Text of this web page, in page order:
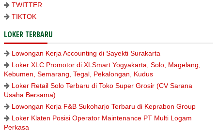
TWITTER
TIKTOK
LOKER TERBARU
Lowongan Kerja Accounting di Sayekti Surakarta
Loker XLC Promotor di XLSmart Yogyakarta, Solo, Magelang,
Kebumen, Semarang, Tegal, Pekalongan, Kudus
Loker Retail Solo Terbaru di Toko Super Grosir (CV Sarana
Usaha Bersama)
Lowongan Kerja F&B Sukoharjo Terbaru di Keprabon Group
Loker Klaten Posisi Operator Maintenance PT Multi Logam
Perkasa